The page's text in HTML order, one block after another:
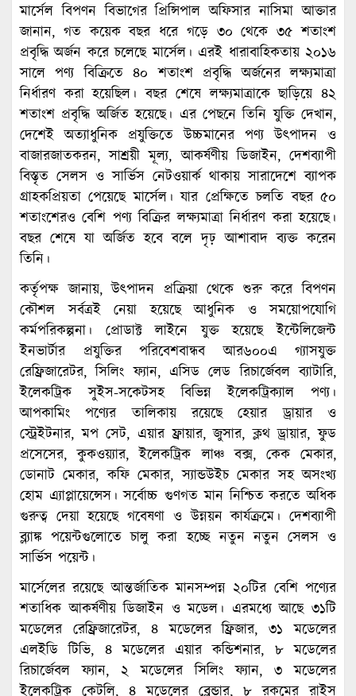
মার্সেল বিপণন বিভাগের প্রিন্সিপাল অফিসার নাসিমা আক্তার
জানান, গত কয়েক বছর ধরে গড়ে ৩০ থেকে ৩৫ শতাংশ
প্রবৃদ্ধি অর্জন করে চলেছে মার্সেল। এরই ধারাবাহিকতায় ২০১৬
সালে পণ্য বিক্রিতে ৪০ শতাংশ প্রবৃদ্ধি অর্জনের লক্ষ্যমাত্রা
নির্ধারণ করা হয়েছিল। বছর শেষে লক্ষ্যমাত্রাকে ছাড়িয়ে ৪২
শতাংশ প্রবৃদ্ধি অর্জিত হয়েছে। এর পেছনে তিনি যুক্তি দেখান,
দেশেই অত্যাধুনিক প্রযুক্তিতে উচ্চমানের পণ্য উৎপাদন ও
বাজারজাতকরন, সাশ্রয়ী মূল্য, আকর্ষণীয় ডিজাইন, দেশব্যাপী
বিস্তৃত সেলস ও সার্ভিস নেটওয়ার্ক থাকায় সারাদেশে ব্যাপক
গ্রাহকপ্রিয়তা পেয়েছে মার্সেল। যার প্রেক্ষিতে চলতি বছর ৫০
শতাংশেরও বেশি পণ্য বিক্রির লক্ষ্যমাত্রা নির্ধারণ করা হয়েছে।
বছর শেষে যা অর্জিত হবে বলে দৃঢ় আশাবাদ ব্যক্ত করেন
তিনি।
কর্তৃপক্ষ জানায়, উৎপাদন প্রক্রিয়া থেকে শুরু করে বিপণন
কৌশল সর্বত্রই নেয়া হয়েছে আধুনিক ও সময়োপযোগি
কর্মপরিকল্পনা। প্রোডাক্ট লাইনে যুক্ত হয়েছে ইন্টেলিজেন্ট
ইনভার্টার প্রযুক্তির পরিবেশবান্ধব আর৬০০এ গ্যাসযুক্ত
রেফ্রিজারেটর, সিলিং ফ্যান, এসিড লেড রিচার্জেবল ব্যাটারি,
ইলেকট্রিক সুইস-সকেটসহ বিভিন্ন ইলেকট্রিক্যাল পণ্য।
আপকামিং পণ্যের তালিকায় রয়েছে হেয়ার ড্রায়ার ও
স্ট্রেইটনার, মপ সেট, এয়ার ফ্রায়ার, জুসার, ক্লথ ড্রায়ার, ফুড
প্রসেসের, কুকওয়্যার, ইলেকট্রিক লাঞ্চ বক্স, কেক মেকার,
ডোনাট মেকার, কফি মেকার, স্যান্ডউইচ মেকার সহ অসংখ্য
হোম এ্যাপ্লায়েন্সেস। সর্বোচ্চ গুণগত মান নিশ্চিত করতে অধিক
গুরুত্ব দেয়া হয়েছে গবেষণা ও উন্নয়ন কার্যক্রমে। দেশব্যাপী
ব্ল্যাঙ্ক পয়েন্টগুলোতে চালু করা হচ্ছে নতুন নতুন সেলস ও
সার্ভিস পয়েন্ট।
মার্সেলের রয়েছে আন্তর্জাতিক মানসম্পন্ন ২০টির বেশি পণ্যের
শতাধিক আকর্ষণীয় ডিজাইন ও মডেল। এরমধ্যে আছে ৩১টি
মডেলের রেফ্রিজারেটর, ৪ মডেলের ফ্রিজার, ৩১ মডেলের
এলইডি টিভি, ৪ মডেলের এয়ার কন্ডিশনার, ৮ মডেলের
রিচার্জেবল ফ্যান, ২ মডেলের সিলিং ফ্যান, ৩ মডেলের
ইলেকট্রিক কেটলি, ৪ মডেলের ব্লেন্ডার, ৮ রকমের রাইস